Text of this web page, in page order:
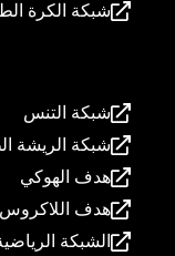
شبكة الكرة
شبكة التنس
شبكة الريشة
هدف الهوكي
هدف اللاكروس
الشبكة